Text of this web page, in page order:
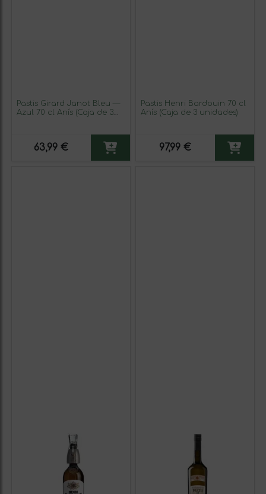
Pastis Girard Janot Bleu —
Azul 70 cl Anís (Caja de 3
63,99 €
Pastis Henri Bardouin 70 cl
Anís (Caja de 3 unidades)
97,99 €